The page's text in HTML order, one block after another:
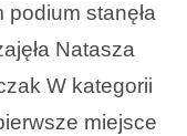
stanęła
Natasza
W kategorii
miejsce